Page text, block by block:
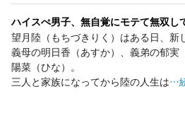
ハイスぺ男子、無自覚にモテて無双し
望月陸（もちづきりく）はある日、新
義母の明日香（あすか）、義弟の郁実
陽菜（ひな）。
三人と家族になってから陸の人生は…